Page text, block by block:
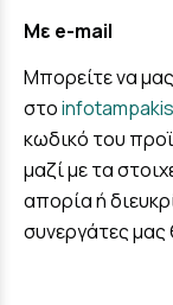
Με e-mail
Μπορείτε να
στο
κωδικό του
μαζί με τα
απορία ή
συνεργάτες μας